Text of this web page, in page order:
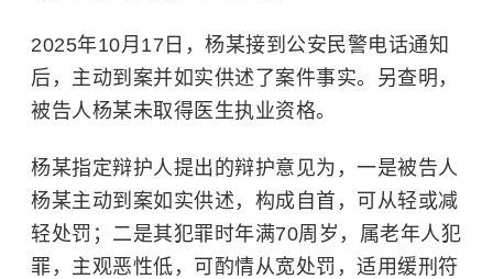
2025年10月17日，杨某接到公安民警电话通知
后，主动到案并如实供述了案件事实。另查明，
被告人杨某未取得医生执业资格。
杨某指定辩护人提出的辩护意见为，一是被告人
杨某主动到案如实供述，构成自首，可从轻或减
轻处罚；二是其犯罪时年满70周岁，属老年人犯
罪，主观恶性低，可酌情从宽处罚，适用缓刑符